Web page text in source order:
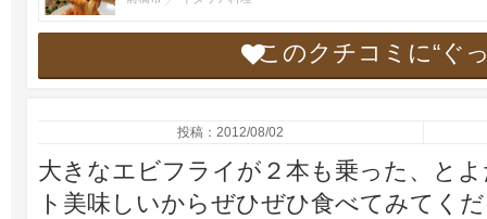
このクチコミに“ぐ
投稿：2012/08/02
大きなエビフライが２本も乗った、と
ト美味しいからぜひぜひ食べてみてく